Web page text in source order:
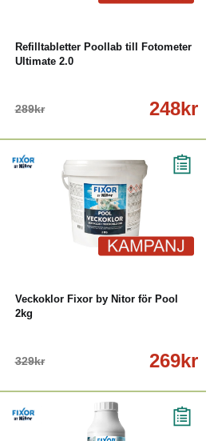
Refilltabletter Poollab till Fotometer
Ultimate 2.0
289kr 248kr
Veckoklor Fixor by Nitor för Pool
2kg
329kr 269kr
Läs mer